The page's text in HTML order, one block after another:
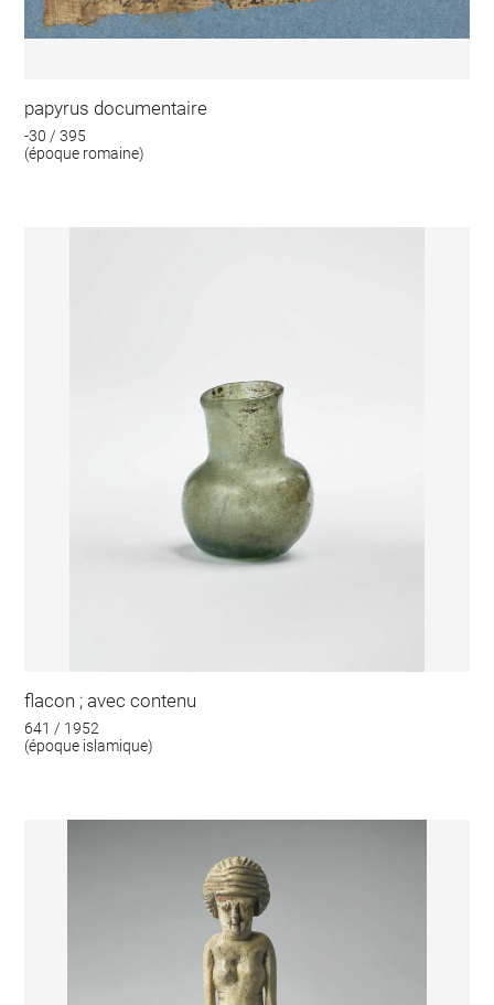
papyrus documentaire
-30 / 395
(époque romaine)
flacon ; avec contenu
641 / 1952
(époque islamique)